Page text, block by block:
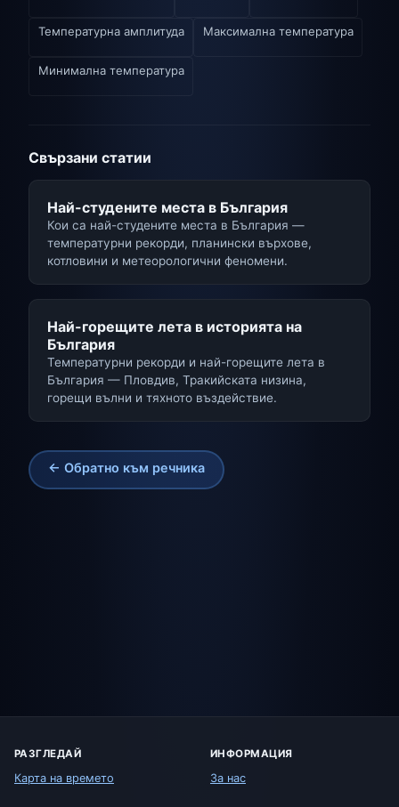
Температурна амплитуда Максимална температура
Минимална температура
Свързани статии
Най-студените места в България
Кои са най-студените места в България —
температурни рекорди, планински върхове,
котловини и метеорологични феномени.
Най-горещите лета в историята на
България
Температурни рекорди и най-горещите лета в
България — Пловдив, Тракийската низина,
горещи вълни и тяхното въздействие.
← Обратно към речника
РАЗГЛЕДАЙ
Карта на времето
ИНФОРМАЦИЯ
За нас